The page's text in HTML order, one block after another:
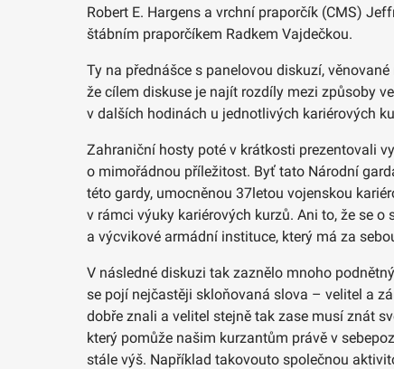
Robert E. Hargens a vrchní praporčík (CMS)
štábním praporčíkem Radkem Vajdečkou.
Ty na přednášce s panelovou diskuzí,
že cílem diskuse je najít rozdíly mezi způsoby
v dalších hodinách u jednotlivých kariérových
Zahraniční hosty poté v krátkosti prezentovali
o mimořádnou příležitost. Byť tato Národní
této gardy, umocněnou 37letou vojenskou
v rámci výuky kariérových kurzů. Ani to, že se
a výcvikové armádní instituce, který má za
V následné diskuzi tak zaznělo mnoho
se pojí nejčastěji skloňovaná slova – velitel a
dobře znali a velitel stejně tak zase musí znát
který pomůže našim kurzantům právě v
stále výš. Například takovouto společnou